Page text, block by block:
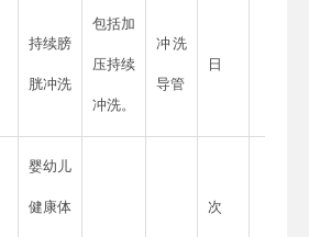
持续膀
胱冲洗
包括加
压持续
冲洗。
冲洗
导管
日
婴幼儿
健康体 次